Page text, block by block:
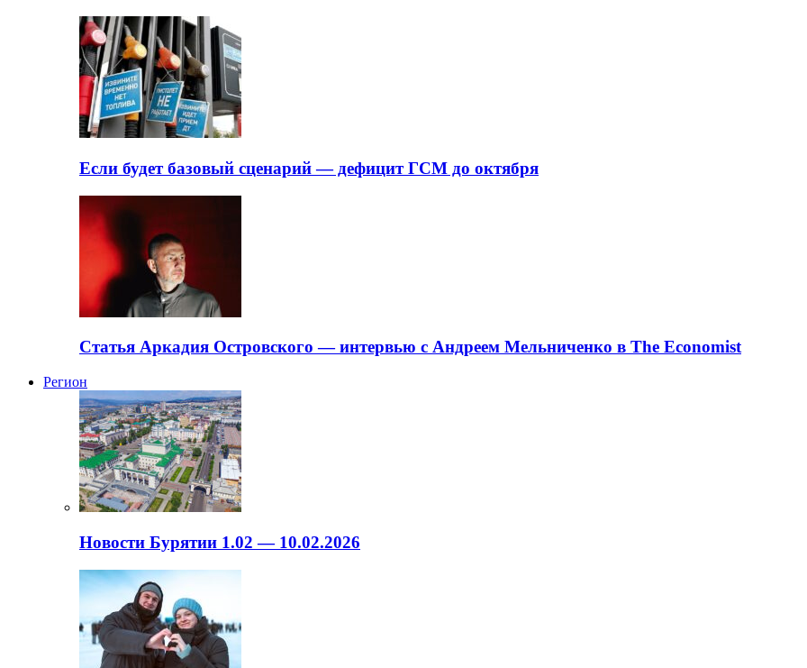
Если будет базовый сценарий — дефицит ГСМ до октября
Статья Аркадия Островского — интервью с Андреем Мельниченко в The Economist
Регион
Новости Бурятии 1.02 — 10.02.2026